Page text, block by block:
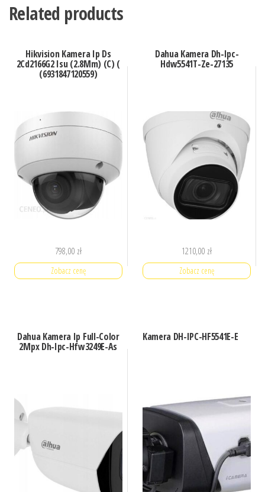
Related products
Hikvision Kamera Ip Ds
2Cd2166G2 Isu (2.8Mm) (C) (
(6931847120559)
798,00 zł
Zobacz cenę
Dahua Kamera Dh-Ipc-
Hdw5541T-Ze-27135
1210,00 zł
Zobacz cenę
Dahua Kamera Ip Full-Color
2Mpx Dh-Ipc-Hfw3249E-As
Kamera DH-IPC-HF5541E-E